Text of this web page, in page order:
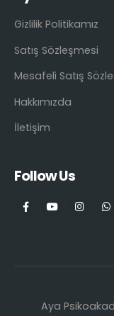
Gizlilik Politikamız
Satış Sözleşmesi
Mesafeli Satış
Hakkımızda
İletişim
Follow Us
Aya